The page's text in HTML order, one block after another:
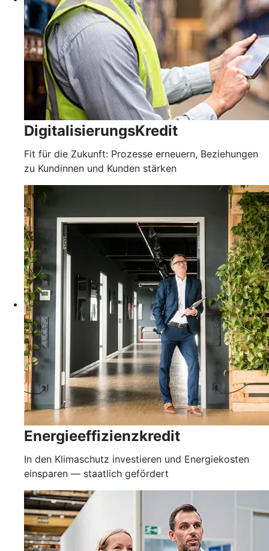
DigitalisierungsKredit
Fit für die Zukunft: Prozesse erneuern, Beziehungen
zu Kundinnen und Kunden stärken
Energieeffizienzkredit
In den Klimaschutz investieren und Energiekosten
einsparen — staatlich gefördert